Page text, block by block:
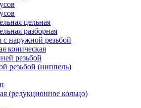
цельная
разборная
с наружной резьбой
коническая
резьбой
резьбой (ниппель)
(редукционное кольцо)